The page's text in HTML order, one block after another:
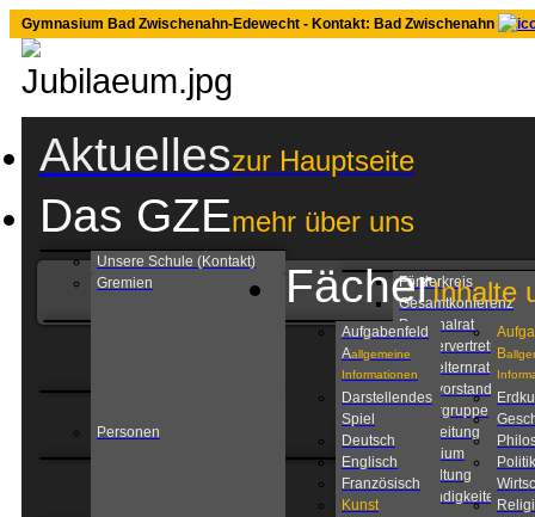
Gymnasium Bad Zwischenahn-Edewecht - Kontakt: Bad Zwischenahn
Aktuelleszur Hauptseite
Das GZEmehr über uns
Unsere Schule (Kontakt)
Gremien
Förderkreis
Gesamtkonferenz
Personalrat
Schülervertretung
Schulelternrat
Schulvorstand
Steuergruppe
Personen
Schulleitung
Kollegium
Verwaltung
Zuständigkeiten am
FächerInhalte
Aufgabenfeld
Aallgemeine
Informationen
Darstellendes
Spiel
Deutsch
Englisch
Französisch
Kunst
B